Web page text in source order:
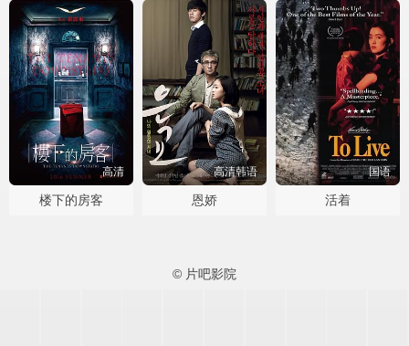
高清
楼下的房客
高清韩语
恩娇
国语
活着
© 片吧影院